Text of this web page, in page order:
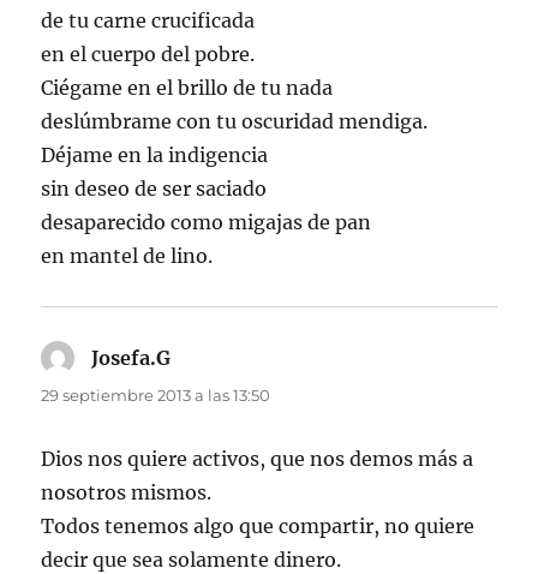
de tu carne crucificada
en el cuerpo del pobre.
Ciégame en el brillo de tu nada
deslúmbrame con tu oscuridad mendiga.
Déjame en la indigencia
sin deseo de ser saciado
desaparecido como migajas de pan
en mantel de lino.
Josefa.G
29 septiembre 2013 a las 13:50
Dios nos quiere activos, que nos demos más a
nosotros mismos.
Todos tenemos algo que compartir, no quiere
decir que sea solamente dinero.